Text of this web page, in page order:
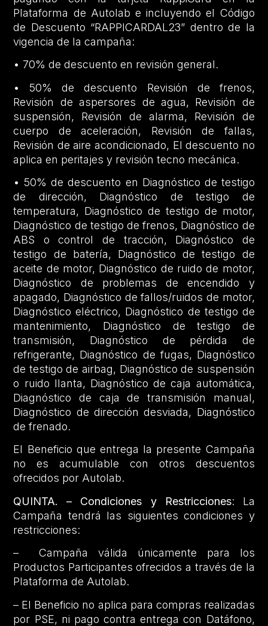
Plataforma de Autolab e incluyendo el Código
de Descuento “RAPPICARDAL23” dentro de la
vigencia de la campaña:
• 70% de descuento en revisión general.
• 50% de descuento Revisión de frenos,
Revisión de aspersores de agua, Revisión de
suspensión, Revisión de alarma, Revisión de
cuerpo de aceleración, Revisión de fallas,
Revisión de aire acondicionado, El descuento no
aplica en peritajes y revisión tecno mecánica.
• 50% de descuento en Diagnóstico de testigo
de dirección, Diagnóstico de testigo de
temperatura, Diagnóstico de testigo de motor,
Diagnóstico de testigo de frenos, Diagnóstico de
ABS o control de tracción, Diagnóstico de
testigo de batería, Diagnóstico de testigo de
aceite de motor, Diagnóstico de ruido de motor,
Diagnóstico de problemas de encendido y
apagado, Diagnóstico de fallos/ruidos de motor,
Diagnóstico eléctrico, Diagnóstico de testigo de
mantenimiento, Diagnóstico de testigo de
transmisión, Diagnóstico de pérdida de
refrigerante, Diagnóstico de fugas, Diagnóstico
de testigo de airbag, Diagnóstico de suspensión
o ruido llanta, Diagnóstico de caja automática,
Diagnóstico de caja de transmisión manual,
Diagnóstico de dirección desviada, Diagnóstico
de frenado.
El Beneficio que entrega la presente Campaña
no es acumulable con otros descuentos
ofrecidos por Autolab.
QUINTA. – Condiciones y Restricciones: La
Campaña tendrá las siguientes condiciones y
restricciones:
– Campaña válida únicamente para los
Productos Participantes ofrecidos a través de la
Plataforma de Autolab.
– El Beneficio no aplica para compras realizadas
por PSE, ni pago contra entrega con Datáfono,